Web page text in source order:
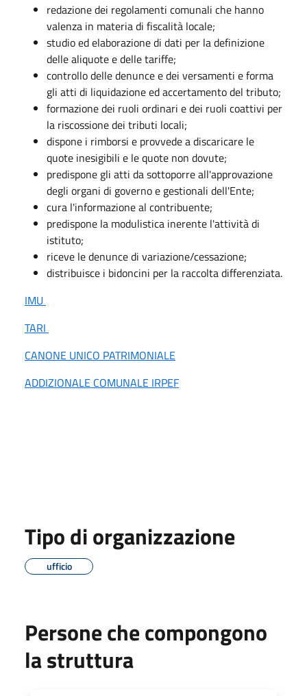
redazione dei regolamenti comunali che hanno
valenza in materia di fiscalità locale;
studio ed elaborazione di dati per la definizione
delle aliquote e delle tariffe;
controllo delle denunce e dei versamenti e forma
gli atti di liquidazione ed accertamento del tributo;
formazione dei ruoli ordinari e dei ruoli coattivi per
la riscossione dei tributi locali;
dispone i rimborsi e provvede a discaricare le
quote inesigibili e le quote non dovute;
predispone gli atti da sottoporre all'approvazione
degli organi di governo e gestionali dell'Ente;
cura l'informazione al contribuente;
predispone la modulistica inerente l'attività di
istituto;
riceve le denunce di variazione/cessazione;
distribuisce i bidoncini per la raccolta differenziata.
IMU
TARI
CANONE UNICO PATRIMONIALE
ADDIZIONALE COMUNALE IRPEF
Tipo di organizzazione
ufficio
Persone che compongono
la struttura